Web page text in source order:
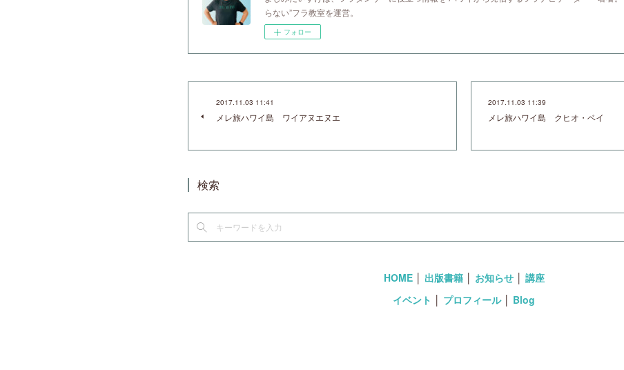
らない”フラ教室を運営。
フォロー
2017.11.03 11:41
メレ旅ハワイ島 ワイアヌエヌエ
2017.11.03 11:39
メレ旅ハワイ島 クヒオ・ベイ
検索
HOME│ 出版書籍│ お知らせ│ 講座
イベント
プロフィール│ Blog